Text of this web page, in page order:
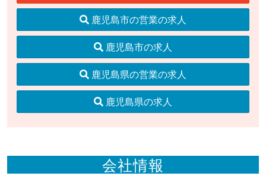
鹿児島市の営業の求人
鹿児島市の求人
鹿児島県の営業の求人
鹿児島県の求人
会社情報